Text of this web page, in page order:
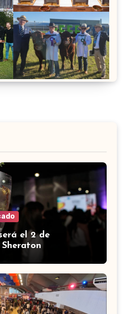
el 2 de